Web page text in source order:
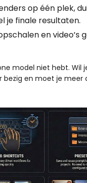
op één plek,
je finale resultaten.
en video’s
model niet hebt. Wil
bezig en moet je meer